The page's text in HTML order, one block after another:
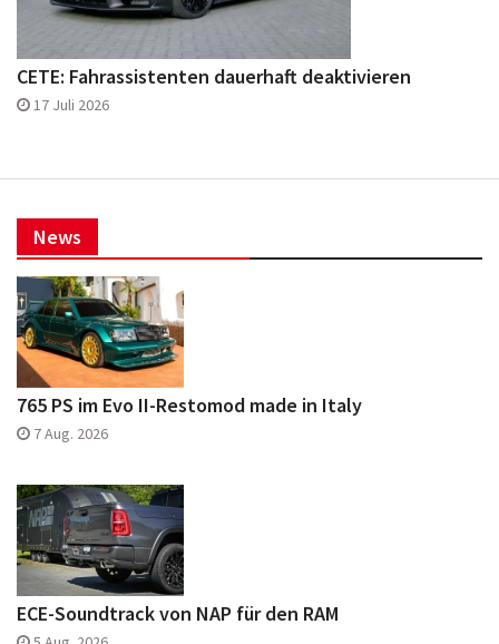
CETE: Fahrassistenten dauerhaft deaktivieren
17 Juli 2026
News
765 PS im Evo II-Restomod made in Italy
7 Aug. 2026
ECE-Soundtrack von NAP für den RAM